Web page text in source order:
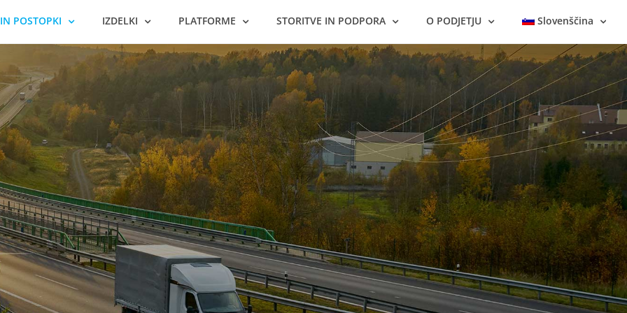
POSTOPKI IZDELKI PLATFORME STORITVE IN PODPORA O PODJETJU Slovenščina